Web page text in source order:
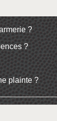
?
?
plainte ?